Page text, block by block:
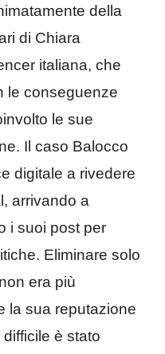
della
di Chiara
italiana, che
le conseguenze
le sue
Il caso Balocco
digitale a rivedere
arrivando a
i suoi post per
Eliminare solo
era più
la sua reputazione
è stato